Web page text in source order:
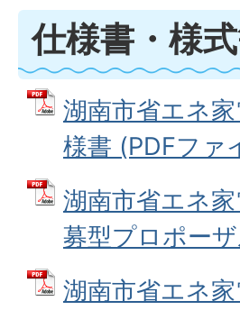
仕様書・様
湖南市省エネ
様書 (PDFファ
湖南市省エネ
募型プロポー
湖南市省エネ